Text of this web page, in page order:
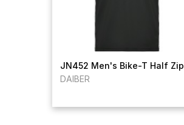
JN452 Men's Bike-T Half Zip
DAIBER